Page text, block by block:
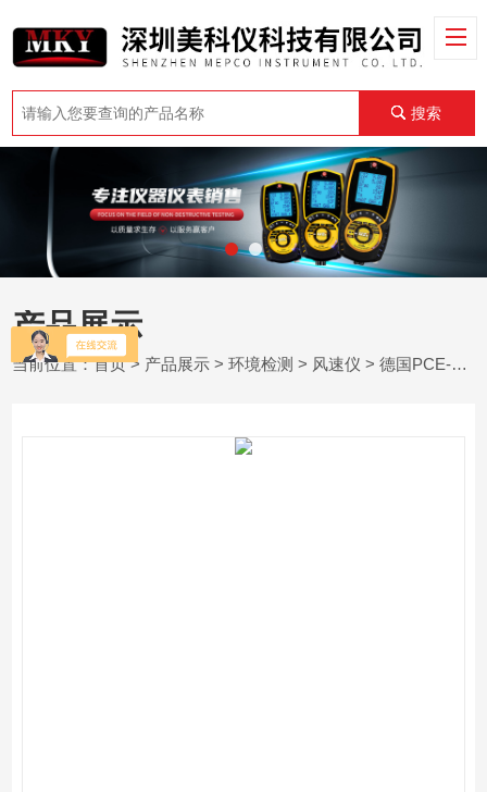
搜索
产品展示
当前位置：首页> 产品展示 >环境检测 > 风速仪 > 德国PCE-WSAC 50W 24 - 带显示屏的风速计